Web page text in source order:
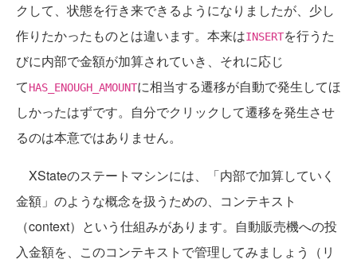
クして、状態を行き来できるようになりましたが、少し
作りたかったものとは違います。本来はINSERTを行うた
びに内部で金額が加算されていき、それに応じ
てHAS_ENOUGH_AMOUNTに相当する遷移が自動で発生してほ
しかったはずです。自分でクリックして遷移を発生させ
るのは本意ではありません。
XStateのステートマシンには、「内部で加算していく
金額」のような概念を扱うための、コンテキスト
（context）という仕組みがあります。自動販売機への投
入金額を、このコンテキストで管理してみましょう（リ